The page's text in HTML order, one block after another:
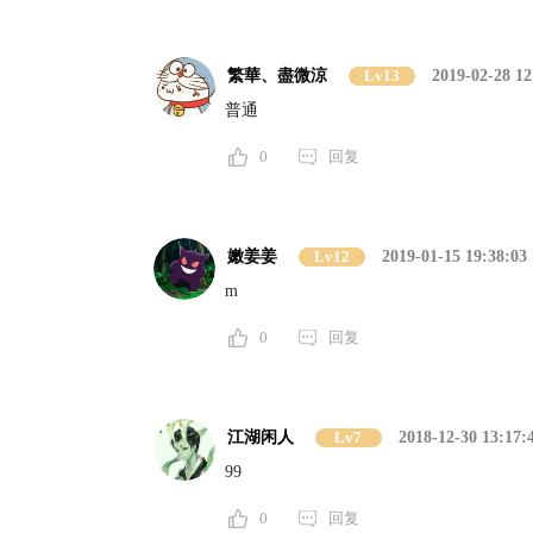
繁華、盡微涼 Lv13
2019-02-28
普通
0 回复
嫩姜姜 Lv12
2019-01-15 19:38:03
m
0 回复
江湖闲人 Lv7
2018-12-30
99
0 回复